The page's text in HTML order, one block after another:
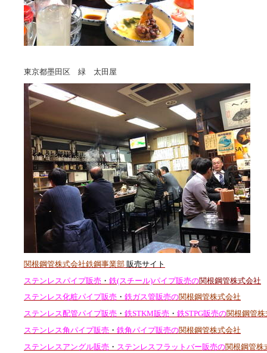
東京都墨田区 緑 太田屋
関根鋼管株式会社鉄鋼事業部 販売サイト
ステンレスパイプ販売 ・ 鉄(スチール)パイプ販売の関根鋼管株式会社
ステンレス化粧パイプ販売 ・ 鉄ガス管販売の関根鋼管株式会社
ステンレス配管パイプ販売 ・ 鉄STKM販売 ・ 鉄STPG販売の関根鋼管
ステンレス角パイプ販売 ・ 鉄角パイプ販売の関根鋼管株式会社
ステンレスアングル販売 ・ ステンレスフラットバー販売の関根鋼管株